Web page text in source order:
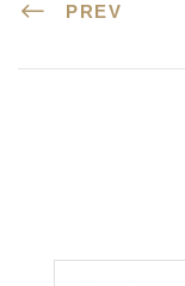
PREV